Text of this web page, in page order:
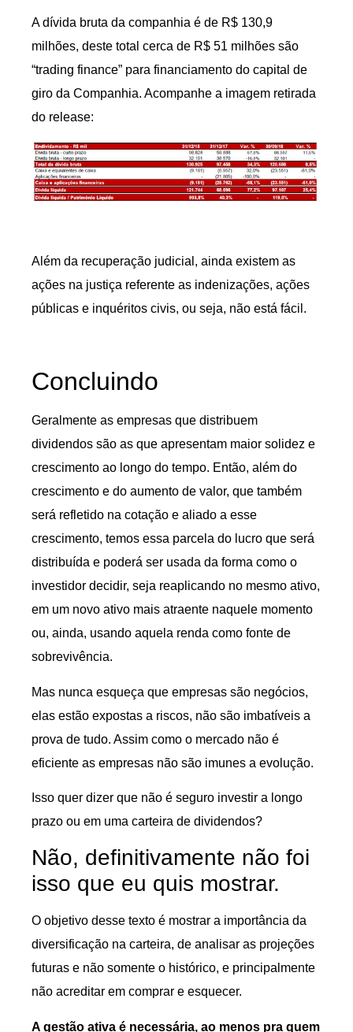
A dívida bruta da companhia é de R$ 130,9
milhões, deste total cerca de R$ 51 milhões são
“trading finance” para financiamento do capital de
giro da Companhia. Acompanhe a imagem retirada
do release:
Além da recuperação judicial, ainda existem as
ações na justiça referente as indenizações, ações
públicas e inquéritos civis, ou seja, não está fácil.
Concluindo
Geralmente as empresas que distribuem
dividendos são as que apresentam maior solidez e
crescimento ao longo do tempo. Então, além do
crescimento e do aumento de valor, que também
será refletido na cotação e aliado a esse
crescimento, temos essa parcela do lucro que será
distribuída e poderá ser usada da forma como o
investidor decidir, seja reaplicando no mesmo ativo,
em um novo ativo mais atraente naquele momento
ou, ainda, usando aquela renda como fonte de
sobrevivência.
Mas nunca esqueça que empresas são negócios,
elas estão expostas a riscos, não são imbatíveis a
prova de tudo. Assim como o mercado não é
eficiente as empresas não são imunes a evolução.
Isso quer dizer que não é seguro investir a longo
prazo ou em uma carteira de dividendos?
Não, definitivamente não foi
isso que eu quis mostrar.
O objetivo desse texto é mostrar a importância da
diversificação na carteira, de analisar as projeções
futuras e não somente o histórico, e principalmente
não acreditar em comprar e esquecer.
A gestão ativa é necessária, ao menos pra quem